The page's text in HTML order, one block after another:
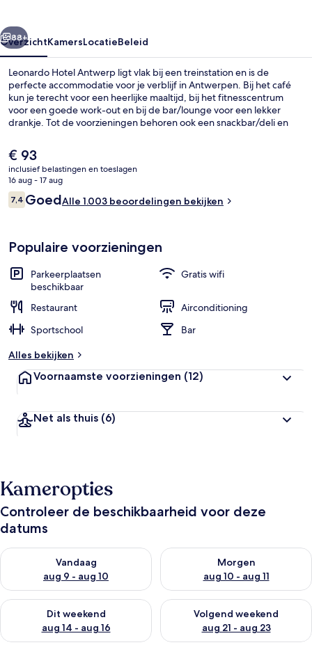
Volgende
88+
OverzichtKamersLocatieBeleid
Leonardo Hotel Antwerp ligt vlak bij een treinstation en is de
perfecte accommodatie voor je verblijf in Antwerpen. Bij het café
kun je terecht voor een heerlijke maaltijd, bij het fitnesscentrum
voor een goede work-out en bij de bar/lounge voor een lekker
drankje. Tot de voorzieningen behoren ook een snackbar/deli en
De
huidige
prijs
is
€ 93
€ 93
inclusief belastingen en toeslagen
16 aug - 17 aug
Beoordelingen
7,47,4 op 10 –
GoedAlle 1.003 beoordelingen bekijken
Populaire voorzieningen
Parkeerplaatsen
beschikbaar
Gratis wifi
Restaurant
Airconditioning
Sportschool
Bar
Alles bekijken
Voornaamste voorzieningen (12)
Net als thuis (6)
Kameropties
Controleer de beschikbaarheid voor deze
datums
Vandaag
aug 9 - aug 10
De beschikbaarheid controleren voor vanavond aug 9 - aug
Morgen
aug 10 - aug 11
De beschikbaarheid
Dit weekend
aug 14 - aug 16
De beschikbaarheid controleren voor dit weekend aug 14 -
Volgend weekend
aug 21 - aug 23
De beschikbaarheid